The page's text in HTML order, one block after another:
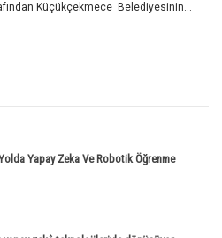
Küçükçekmece Belediyesinin...
Yapay Zeka Ve Robotik Öğrenme